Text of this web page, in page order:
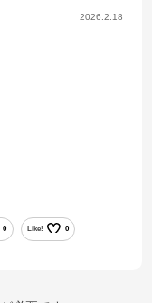
2026.2.18
0 Like! 0